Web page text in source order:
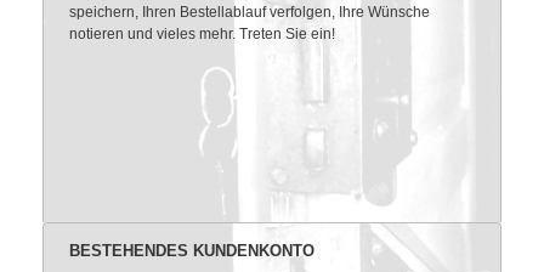
speichern, Ihren Bestellablauf verfolgen, Ihre Wünsche
notieren und vieles mehr. Treten Sie ein!
BESTEHENDES KUNDENKONTO